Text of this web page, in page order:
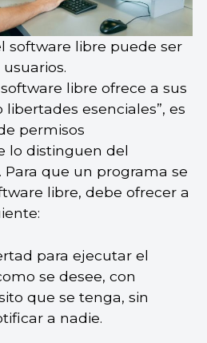
software libre puede ser
libre ofrece a sus
libertades esenciales”, es
permisos
lo distinguen del
que un programa se
libre, debe ofrecer a
para ejecutar el
se desee, con
que se tenga, sin
a nadie.